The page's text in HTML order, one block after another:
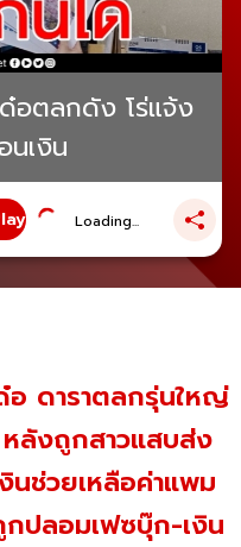
อตลกดัง โร่แจ้ง
เงิน
Loading...
ดาราตลกรุ่นใหญ่
หลังถูกสาวแสบส่ง
นช่วยเหลือค่าแพม
ปลอมเฟซบุ๊ก-เงิน